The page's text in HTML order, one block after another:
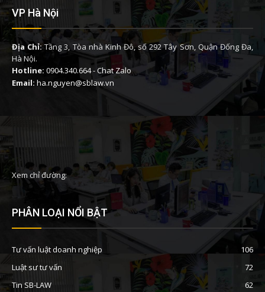
VP Hà Nội
Địa Chỉ: Tầng 3, Tòa nhà Kinh Đô, số 292 Tây Sơn, Quận Đống Đa,
Hà Nội.
Hotline: 0904.340.664-Chat Zalo
Email: ha.nguyen@sblaw.vn
Xem chỉ đường:
PHÂN LOẠI NỔI BẬT
Tư vấn luật doanh nghiệp
106
Luật sư tư vấn
72
Tin SB-LAW
62